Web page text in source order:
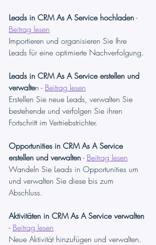
Leads in CRM As A Service hochladen -
Beitrag lesen
Importieren und organisieren Sie Ihre
Leads für eine optimierte Nachverfolgung.
Leads in CRM As A Service erstellen und
verwalten - Beitrag lesen
Erstellen Sie neue Leads, verwalten Sie
bestehende und verfolgen Sie ihren
Fortschritt im Vertriebstrichter.
Opportunities in CRM As A Service
erstellen und verwalten - Beitrag lesen
Wandeln Sie Leads in Opportunities um
und verwalten Sie diese bis zum
Abschluss.
Aktivitäten in CRM As A Service verwalten
- Beitrag lesen
Neue Aktivität hinzufügen und verwalten.